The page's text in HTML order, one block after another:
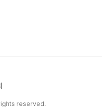
reserved.